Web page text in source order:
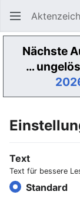
Nächste
…
Text
Text für bessere
Standard